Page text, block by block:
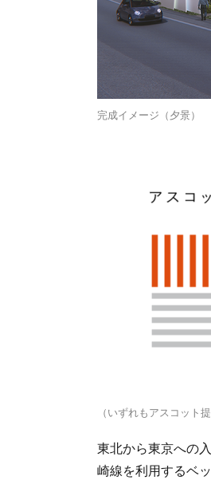
完成イメージ（夕景）
（いずれもアスコット提
東北から東京への
崎線を利用するベ